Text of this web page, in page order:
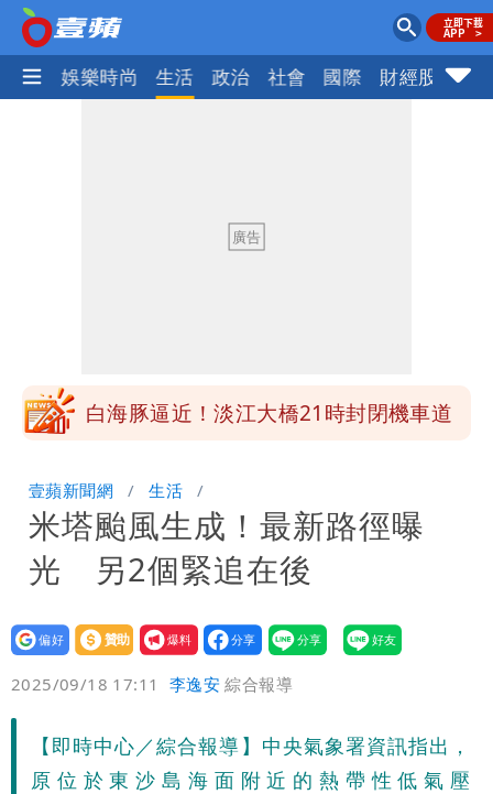
熱門 娛樂時尚 生活 政治 社會 國際 財經股市
慧芝：今年的送立院345天還在審
穿中國貨內褲逛街「整件掉出裙底」
晚至明下午受影響
白海豚逼近！淡江大橋21時封閉機車道
慧芝：今年的送立院345天還在審
穿中國貨內褲逛街「整件掉出裙底」
OL哀號：在同事眼前顏面盡失
壹蘋新聞網 生活
米塔颱風生成！最新路徑曝
光 另2個緊追在後
設為
贊助
我要
爆料
2025/09/18 17:11 李逸安 綜合報導
【即時中心／綜合報導】中央氣象署資訊指出，
原位於東沙島海面附近的熱帶性低氣壓